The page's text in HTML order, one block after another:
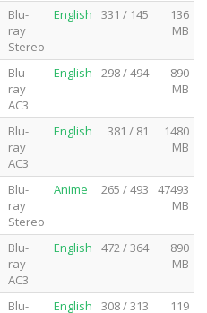
Blu-
ray
Stereo
English 331 / 145
136
MB
Blu-
ray
AC3
English 298 / 494
890
MB
Blu-
ray
AC3
English 381 / 81
1480
MB
Blu-
ray
Stereo
Anime 265 / 493
47493
MB
Blu-
ray
AC3
English 472 / 364
890
MB
Blu-
English 308 / 313
119